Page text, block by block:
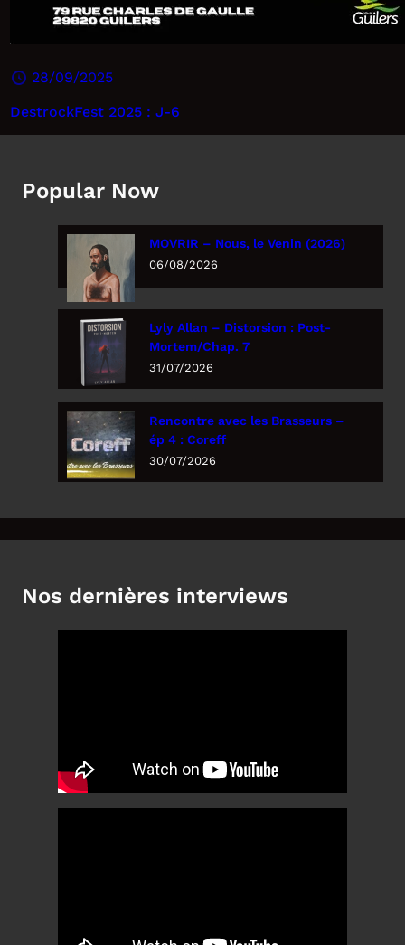
28/09/2025
DestrockFest 2025 : J-6
Popular Now
MOVRIR – Nous, le Venin (2026)
06/08/2026
Lyly Allan – Distorsion : Post-
Mortem/Chap. 7
31/07/2026
Rencontre avec les Brasseurs –
ép 4 : Coreff
30/07/2026
Nos dernières interviews